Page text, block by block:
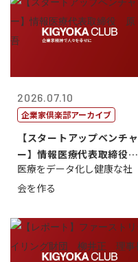
2026.07.10
企業家倶楽部アーカイブ
【スタートアップベンチャ
ー】情報医療代表取締役
原 聖吾
医療をデータ化し健康な社
会を作る